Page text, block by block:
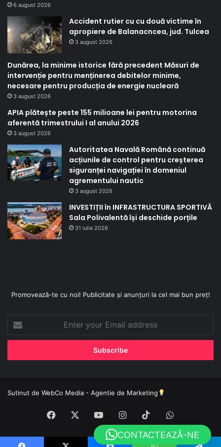
6 august 2026
Accident rutier cu cu două victime în
apropiere de Balanacncea, jud. Tulcea
3 august 2026
Dunărea, la minime istorice fără precedent Măsuri de
intervenție pentru menținerea debitelor minime,
necesare pentru producția de energie nucleară
3 august 2026
APIA plătește peste 155 milioane lei pentru motorina
aferentă trimestrului I al anului 2026
3 august 2026
Autoritatea Navală Română continuă
acțiunile de control pentru creșterea
siguranței navigației în domeniul
agrementului nautic
3 august 2026
INVESTIȚII în INFRASTRUCTURA SPORTIVĂ
Sala Polivalentă își deschide porțile
31 iulie 2026
Promovează-te cu noi! Publicitate și anunțuri la cel mai bun preț!
your
Email
Sutinut de WebCo Media - Agentie de Marketing
Facebook YouTubeInstagram
TikTokWhatsApp
CONTACTEAZĂ-NE